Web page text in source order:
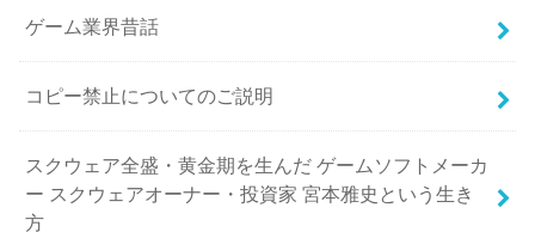
ゲーム業界昔話
コピー禁止についてのご説明
スクウェア全盛・黄金期を生んだ ゲームソフトメーカ
ー スクウェアオーナー・投資家 宮本雅史という生き
方